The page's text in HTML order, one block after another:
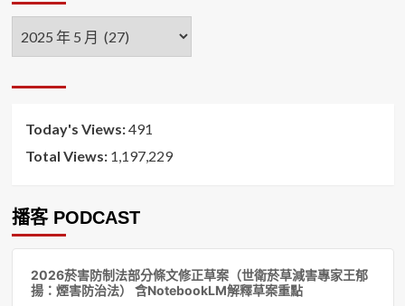
序
Today's Views:491
Total Views: 1,197,229
播客 PODCAST
2026菸害防制法部分條文修正草案（世衛菸草減害專家王郁
揚：煙害防治法） 含NotebookLM解釋草案重點